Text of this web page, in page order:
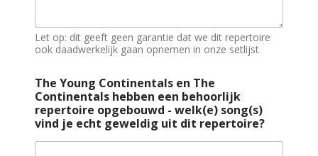
Let op: dit geeft geen garantie dat we dit repertoire
ook daadwerkelijk gaan opnemen in onze setlijst
The Young Continentals en The
Continentals hebben een behoorlijk
repertoire opgebouwd - welk(e) song(s)
vind je echt geweldig uit dit repertoire?